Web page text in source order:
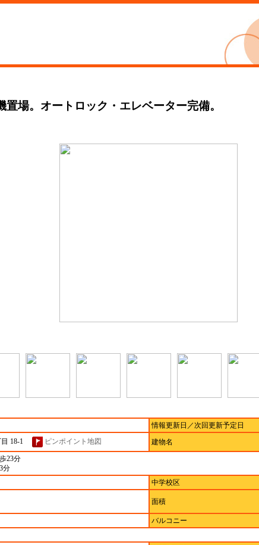
場。オートロック・エレベーター完備。
情報更新日／次回更新予定日
目 18-1 ピンポイント地図 建物名
23分
分
中学校区
面積
バルコニー